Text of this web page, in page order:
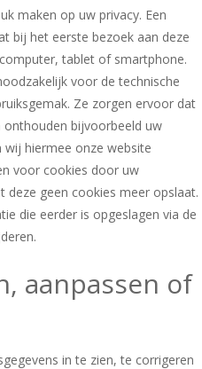
maken op uw privacy. Een
bij het eerste bezoek aan deze
tablet of smartphone.
voor de technische
Ze zorgen ervoor dat
bijvoorbeeld uw
wij hiermee onze website
voor cookies door uw
geen cookies meer opslaat.
die eerder is opgeslagen via de
aanpassen of
in te zien, te corrigeren